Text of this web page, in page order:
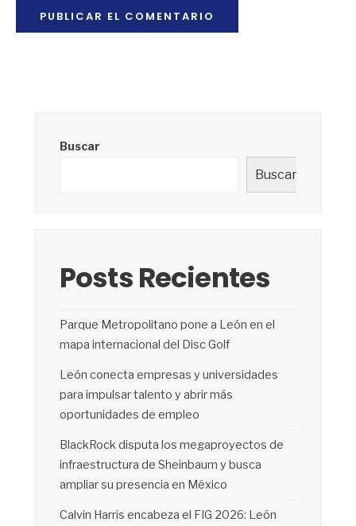
Buscar
Buscar
Posts Recientes
Parque Metropolitano pone a León en el
mapa internacional del Disc Golf
León conecta empresas y universidades
para impulsar talento y abrir más
oportunidades de empleo
BlackRock disputa los megaproyectos de
infraestructura de Sheinbaum y busca
ampliar su presencia en México
Calvin Harris encabeza el FIG 2026: León